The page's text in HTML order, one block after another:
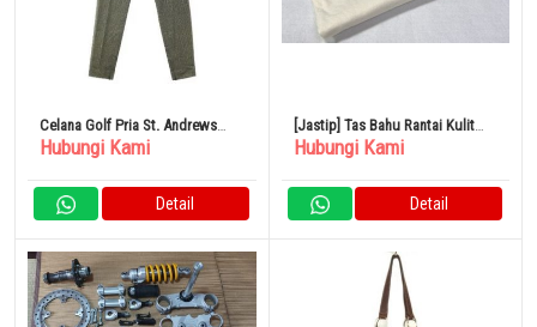
Celana Golf Pria St. Andrews
Wool Blend Stretch Pants Pola
Hubungi Kami
Detail
[Jastip] Tas Bahu Rantai Kulit
Domba CHANEL Matelasse
Hubungi Kami
Detail